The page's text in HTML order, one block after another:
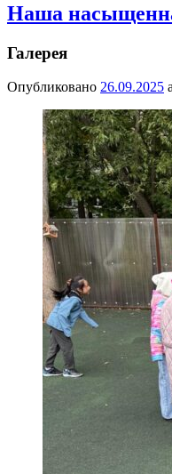
Наша
Галерея
Опубликовано 26.09.2025